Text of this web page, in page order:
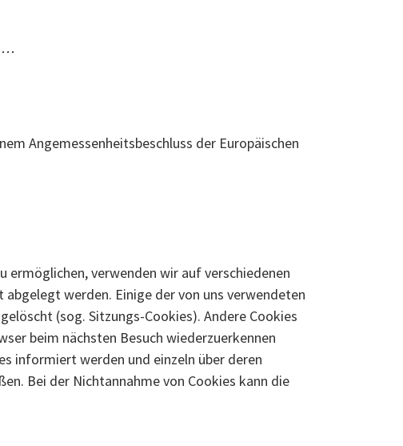
…
Angemessenheitsbeschluss der Europäischen
verwenden wir auf verschiedenen
werden. Einige der von uns verwendeten
(sog. Sitzungs-Cookies). Andere Cookies
beim nächsten Besuch wiederzuerkennen
informiert werden und einzeln über deren
Bei der Nichtannahme von Cookies kann die